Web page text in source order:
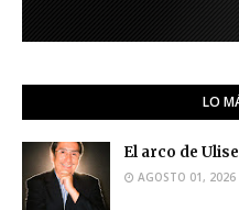
LO
El arco de
AGOSTO 01, 2026